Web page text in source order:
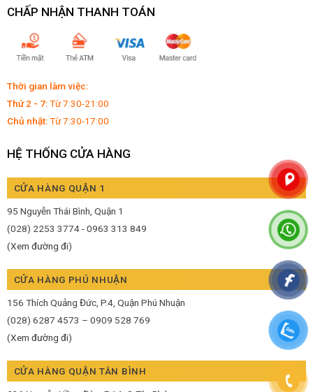
CHẤP NHẬN THANH TOÁN
Thời gian làm việc:
Thứ 2 - 7:Từ 7:30-21:00
Chủ nhật:Từ 7:30-17:00
HỆ THỐNG CỬA HÀNG
CỬA HÀNG QUẬN 1
95 Nguyễn Thái Bình, Quận 1
(028) 2253 3774 - 0963 313 849
(Xem đường đi)
CỬA HÀNG PHÚ NHUẬN
156 Thích Quảng Đức, P.4, Quận Phú Nhuận
(028) 6287 4573 – 0909 528 769
(Xem đường đi)
CỬA HÀNG QUẬN TÂN BÌNH